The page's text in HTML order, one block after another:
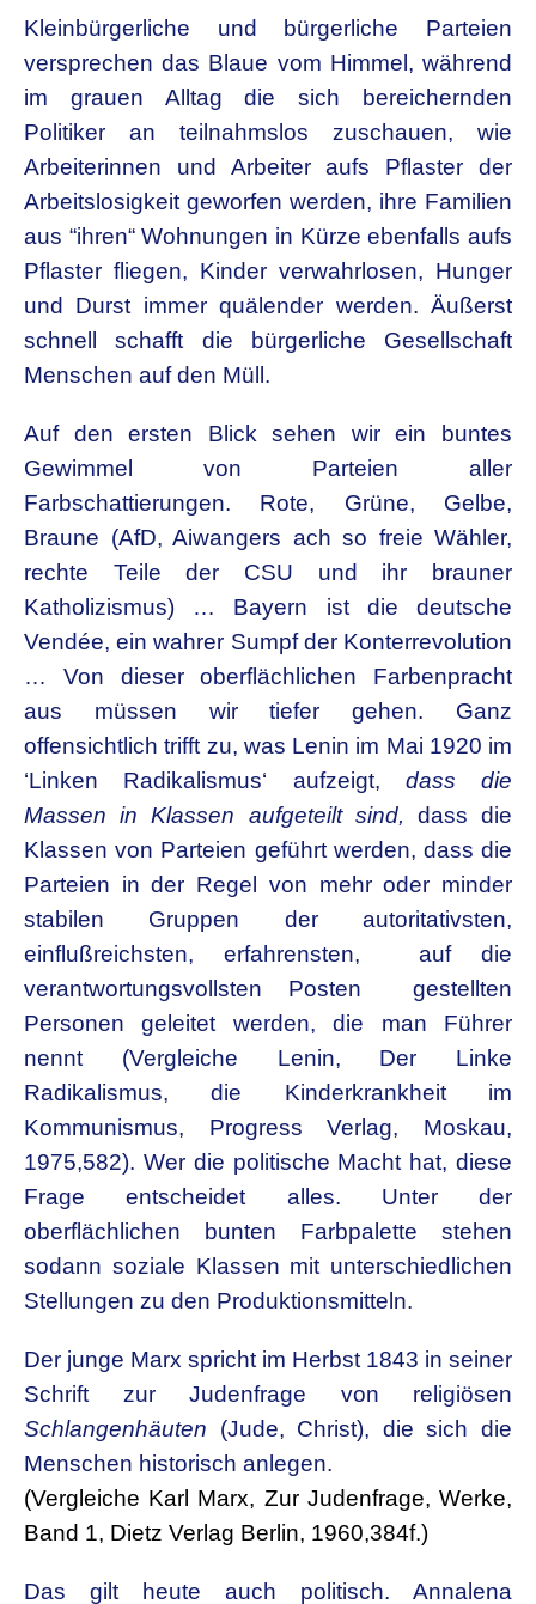
Kleinbürgerliche und bürgerliche Parteien
versprechen das Blaue vom Himmel, während
im grauen Alltag die sich bereichernden
Politiker an teilnahmslos zuschauen, wie
Arbeiterinnen und Arbeiter aufs Pflaster der
Arbeitslosigkeit geworfen werden, ihre Familien
aus “ihren“ Wohnungen in Kürze ebenfalls aufs
Pflaster fliegen, Kinder verwahrlosen, Hunger
und Durst immer quälender werden. Äußerst
schnell schafft die bürgerliche Gesellschaft
Menschen auf den Müll.
Auf den ersten Blick sehen wir ein buntes
Gewimmel von Parteien aller
Farbschattierungen. Rote, Grüne, Gelbe,
Braune (AfD, Aiwangers ach so freie Wähler,
rechte Teile der CSU und ihr brauner
Katholizismus) … Bayern ist die deutsche
Vendée, ein wahrer Sumpf der Konterrevolution
… Von dieser oberflächlichen Farbenpracht
aus müssen wir tiefer gehen. Ganz
offensichtlich trifft zu, was Lenin im Mai 1920 im
‘Linken Radikalismus‘ aufzeigt, dass die
Massen in Klassen aufgeteilt sind, dass die
Klassen von Parteien geführt werden, dass die
Parteien in der Regel von mehr oder minder
stabilen Gruppen der autoritativsten,
einflußreichsten, erfahrensten, auf die
verantwortungsvollsten Posten gestellten
Personen geleitet werden, die man Führer
nennt (Vergleiche Lenin, Der Linke
Radikalismus, die Kinderkrankheit im
Kommunismus, Progress Verlag, Moskau,
1975,582). Wer die politische Macht hat, diese
Frage entscheidet alles. Unter der
oberflächlichen bunten Farbpalette stehen
sodann soziale Klassen mit unterschiedlichen
Stellungen zu den Produktionsmitteln.
Der junge Marx spricht im Herbst 1843 in seiner
Schrift zur Judenfrage von religiösen
Schlangenhäuten (Jude, Christ), die sich die
Menschen historisch anlegen.
(Vergleiche Karl Marx, Zur Judenfrage, Werke,
Band 1, Dietz Verlag Berlin, 1960,384f.)
Das gilt heute auch politisch. Annalena